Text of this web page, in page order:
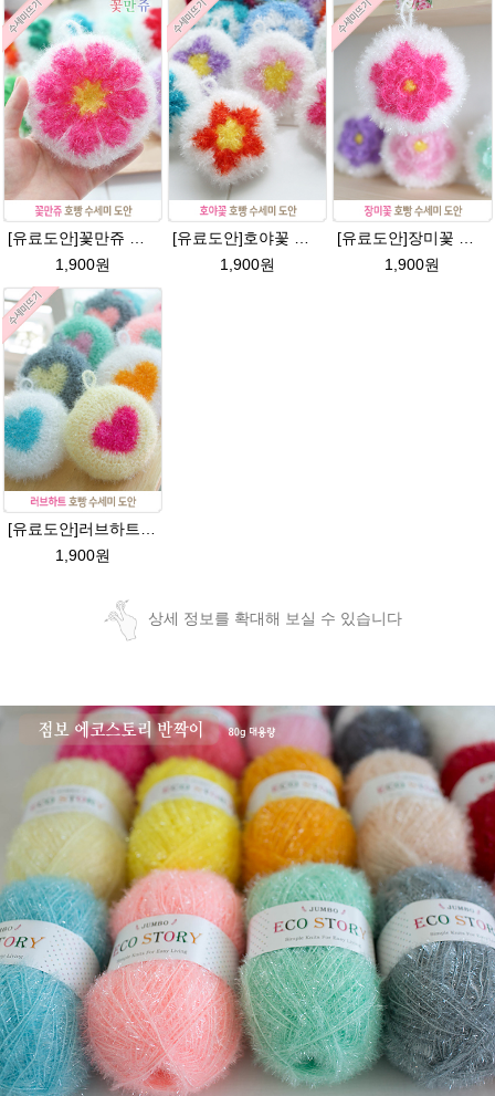
1,900원
1,900원
1,900원
1,900원
상세 정보를 확대해 보실 수 있습니다